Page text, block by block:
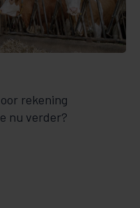
rekening
nu verder?